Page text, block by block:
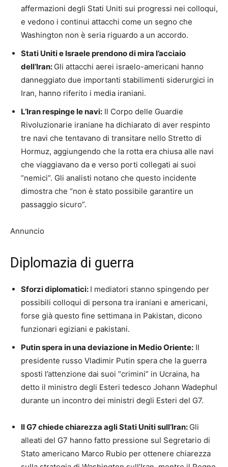
affermazioni degli Stati Uniti sui progressi nei colloqui,
e vedono i continui attacchi come un segno che
Washington non è seria riguardo a un accordo.
Stati Uniti e Israele prendono di mira l’acciaio
dell’Iran: Gli attacchi aerei israelo-americani hanno
danneggiato due importanti stabilimenti siderurgici in
Iran, hanno riferito i media iraniani.
L’Iran respinge le navi: Il Corpo delle Guardie
Rivoluzionarie iraniane ha dichiarato di aver respinto
tre navi che tentavano di transitare nello Stretto di
Hormuz, aggiungendo che la rotta era chiusa alle navi
che viaggiavano da e verso porti collegati ai suoi
“nemici”. Gli analisti notano che questo incidente
dimostra che “non è stato possibile garantire un
passaggio sicuro”.
Annuncio
Diplomazia di guerra
Sforzi diplomatici: I mediatori stanno spingendo per
possibili colloqui di persona tra iraniani e americani,
forse già questo fine settimana in Pakistan, dicono
funzionari egiziani e pakistani.
Putin spera in una deviazione in Medio Oriente: Il
presidente russo Vladimir Putin spera che la guerra
sposti l’attenzione dai suoi “crimini” in Ucraina, ha
detto il ministro degli Esteri tedesco Johann Wadephul
durante un incontro dei ministri degli Esteri del G7.
Il G7 chiede chiarezza agli Stati Uniti sull’Iran: Gli
alleati del G7 hanno fatto pressione sul Segretario di
Stato americano Marco Rubio per ottenere chiarezza